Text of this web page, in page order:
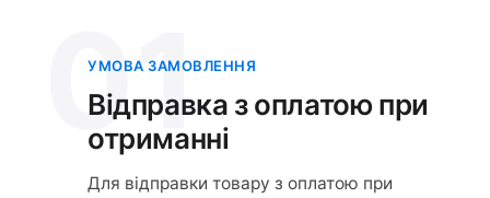
01
УМОВА ЗАМОВЛЕННЯ
Відправка з оплатою при
отриманні
Для відправки товару з оплатою при